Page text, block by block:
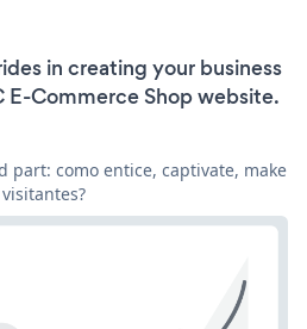
in creating your business
E-Commerce Shop website.
part: como entice, captivate, make